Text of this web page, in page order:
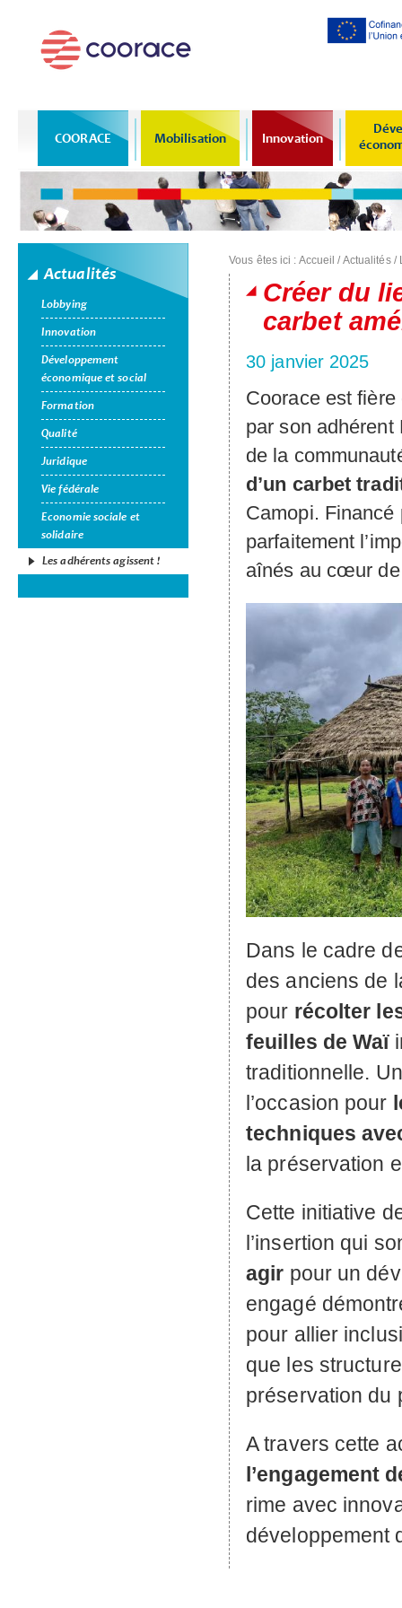
COORACE Mobilisation Innovation
Actualités
Lobbying
Innovation
Développement
économique et social
Formation
Qualité
Juridique
Vie fédérale
Economie sociale et
solidaire
Les adhérents agissent !
Vous êtes ici : Accueil /Actualités/
Créer du
carbet
30 janvier 2025
Coorace est fière
par son adhérent
de la
d’un carbet
Camopi.
parfaitement
aînés au cœur
Dans le cadre
des anciens de
pour récolter
feuilles de Waï
traditionnelle.
l’occasion pour
techniques
la préservation
Cette initiative
l’insertion qui
agir pour un
engagé
pour allier
que les
préservation du
A travers cette
l’engagement
rime avec
développement